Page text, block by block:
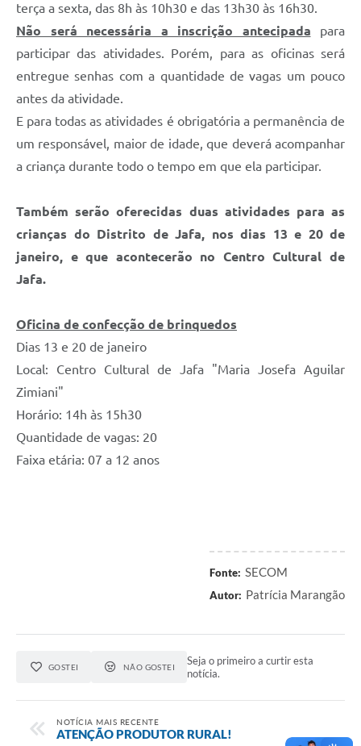
terça a sexta, das 8h às 10h30 e das 13h30 às 16h30.
Não será necessária a inscrição antecipada para
participar das atividades. Porém, para as oficinas será
entregue senhas com a quantidade de vagas um pouco
antes da atividade.
E para todas as atividades é obrigatória a permanência de
um responsável, maior de idade, que deverá acompanhar
a criança durante todo o tempo em que ela participar.
Também serão oferecidas duas atividades para as
crianças do Distrito de Jafa, nos dias 13 e 20 de
janeiro, e que acontecerão no Centro Cultural de
Jafa.
Oficina de confecção de brinquedos
Dias 13 e 20 de janeiro
Local: Centro Cultural de Jafa "Maria Josefa Aguilar
Zimiani"
Horário: 14h às 15h30
Quantidade de vagas: 20
Faixa etária: 07 a 12 anos
Fonte: SECOM
Autor: Patrícia Marangão
GOSTEI NÃO GOSTEI
Seja o primeiro a curtir esta
notícia.
NOTÍCIA MAIS RECENTE
ATENÇÃO PRODUTOR RURAL!